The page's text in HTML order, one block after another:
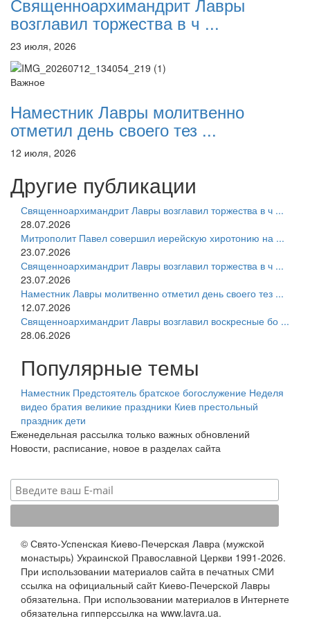
возглавил торжества в ч ...
23 июля, 2026
Важное
Наместник Лавры молитвенно
отметил день своего тез ...
12 июля, 2026
Другие публикации
Священноархимандрит Лавры возглавил торжества в ч ...
28.07.2026
Митрополит Павел совершил иерейскую хиротонию на ...
23.07.2026
Священноархимандрит Лавры возглавил торжества в ч ...
23.07.2026
Наместник Лавры молитвенно отметил день своего тез ...
12.07.2026
Священноархимандрит Лавры возглавил воскресные бо ...
28.06.2026
Популярные темы
Наместник Предстоятель братское богослужение Неделя
видео братия великие праздники Киев престольный
праздник дети
Еженедельная рассылка только важных обновлений
Новости, расписание, новое в разделах сайта
© Свято-Успенская Киево-Печерская Лавра (мужской
монастырь) Украинской Православной Церкви 1991-2026.
При использовании материалов сайта в печатных СМИ
ссылка на официальный сайт Киево-Печерской Лавры
обязательна. При использовании материалов в Интернете
обязательна гипперссылка на www.lavra.ua.